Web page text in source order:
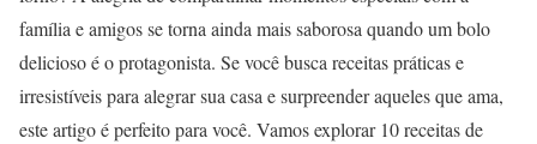
família e amigos se torna ainda mais saborosa quando um bolo
delicioso é o protagonista. Se você busca receitas práticas e
irresistíveis para alegrar sua casa e surpreender aqueles que ama,
este artigo é perfeito para você. Vamos explorar 10 receitas de